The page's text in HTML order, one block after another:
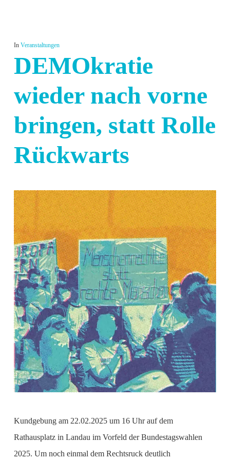
In Veranstaltungen
DEMOkratie
wieder nach vorne
bringen, statt Rolle
Rückwarts
Kundgebung am 22.02.2025 um 16 Uhr auf dem
Rathausplatz in Landau im Vorfeld der Bundestagswahlen
2025. Um noch einmal dem Rechtsruck deutlich